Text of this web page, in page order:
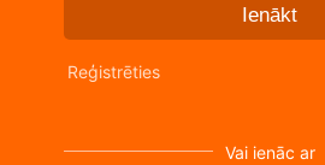
Ienākt
Reģistrēties
Vai ienāc ar